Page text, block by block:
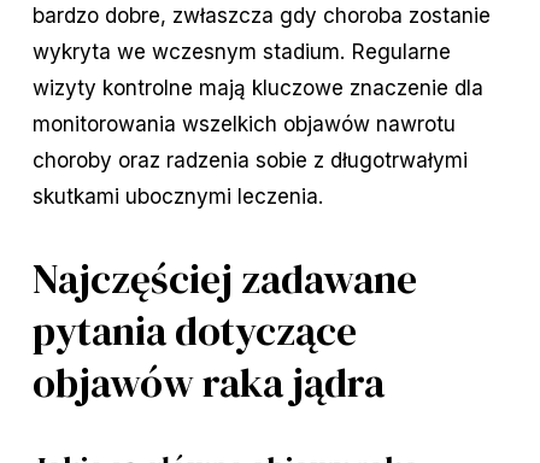
bardzo dobre, zwłaszcza gdy choroba zostanie
wykryta we wczesnym stadium. Regularne
wizyty kontrolne mają kluczowe znaczenie dla
monitorowania wszelkich objawów nawrotu
choroby oraz radzenia sobie z długotrwałymi
skutkami ubocznymi leczenia.
Najczęściej zadawane
pytania dotyczące
objawów raka jądra